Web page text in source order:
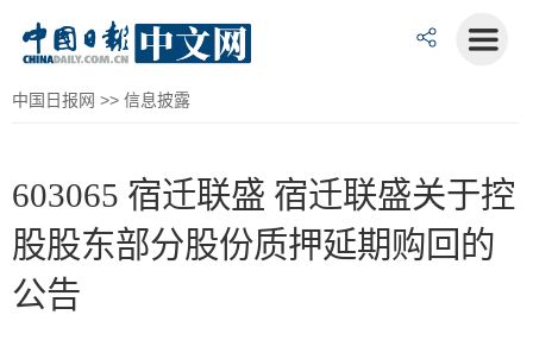
中国日报网 >> 信息披露
603065 宿迁联盛 宿迁联盛关于控
股股东部分股份质押延期购回的
公告